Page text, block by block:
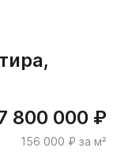
800 000 ₽
156 000 ₽ за м²